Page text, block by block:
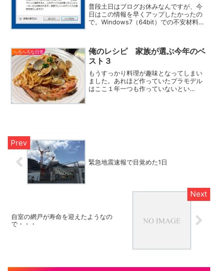
普段土日はブログお休みなんですが、今
日はこの情報を早くアップしたかったの
で。Windows7（64bit）での不安材料で
ネット上では、動かないという情報が多
数あっ...
へろへろな日常
俺のレシピ 家族が選ぶ今年のベ
スト３
もうすっかり料理が趣味となってしまい
ました。あれほど作っていたプラモデル
はここ１年一つも作っていないとい
緊急地震速報で目覚めた1日
自室の網戸が寿命を迎えたようなの
で・・・